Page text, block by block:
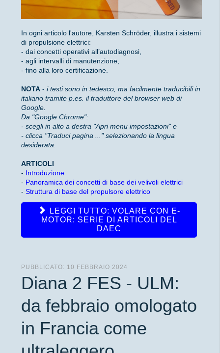
In ogni articolo l'autore, Karsten Schröder, illustra i sistemi
di propulsione elettrici:
- dai concetti operativi all’autodiagnosi,
- agli intervalli di manutenzione,
- fino alla loro certificazione.
NOTA - i testi sono in tedesco, ma facilmente traducibili in
italiano tramite p.es. il traduttore del browser web di
Google.
Da "Google Chrome":
- scegli in alto a destra "Apri menu impostazioni" e
- clicca "Traduci pagina ..." selezionando la lingua
desiderata.
ARTICOLI
- Introduzione
- Panoramica dei concetti di base dei velivoli elettrici
- Struttura di base del propulsore elettrico
LEGGI TUTTO: VOLARE CON E-
MOTOR: SERIE DI ARTICOLI DEL
DAEC
PUBBLICATO: 10 FEBBRAIO 2024
Diana 2 FES - ULM:
da febbraio omologato
in Francia come